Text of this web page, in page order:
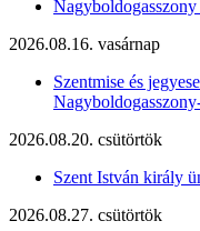
2026.08.16. vasárnap
Szentmise és
2026.08.20. csütörtök
Szent István király
2026.08.27. csütörtök